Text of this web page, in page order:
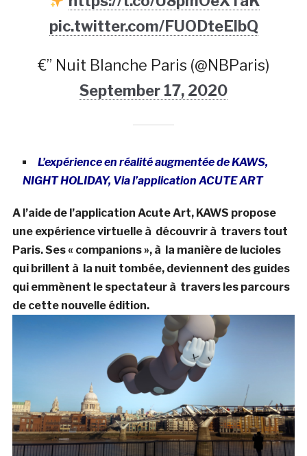
pic.twitter.com/FUODteElbQ
€” Nuit Blanche Paris (@NBParis)
September 17, 2020
L’expérience en réalité augmentée de KAWS,
NIGHT HOLIDAY, Via l’application ACUTE ART
A l’aide de l’application Acute Art, KAWS propose
une expérience virtuelle à découvrir à travers tout
Paris. Ses « companions », à la manière de lucioles
qui brillent à la nuit tombée, deviennent des guides
qui emmènent le spectateur à travers les parcours
de cette nouvelle édition.